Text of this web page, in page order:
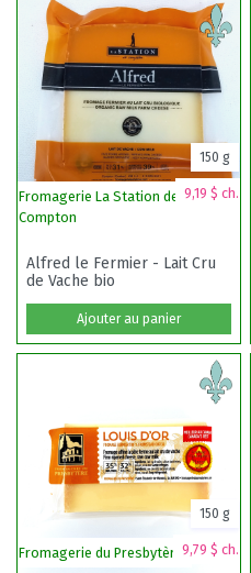
Fromagerie La Station de
Compton
9,19 $ ch.
150 g
Alfred le Fermier - Lait Cru
de Vache bio
Ajouter au panier
Fromagerie du Presbytère9,79 $ ch.
150 g